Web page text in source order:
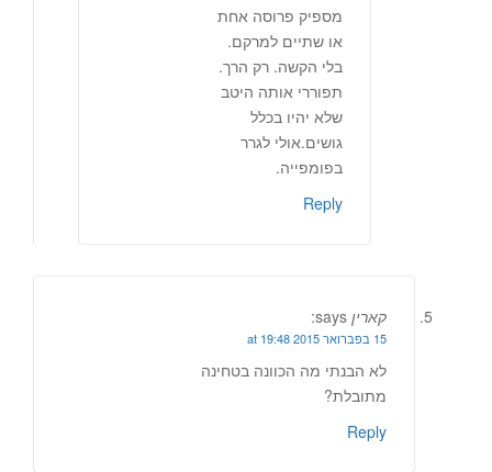
מספיק פרוסה אחת
או שתיים למרקם.
בלי הקשה. רק הרך.
תפוררי אותה היטב
שלא יהיו בכלל
גושים.אולי לגרר
בפומפייה.
Reply
קארין says:
15 בפברואר 2015 at 19:48
לא הבנתי מה הכוונה בטחינה
מתובלת?
Reply